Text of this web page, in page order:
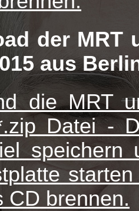
der MRT
aus
die MRT
Datei -
speichern
CD brennen.